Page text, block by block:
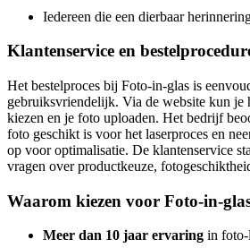
Iedereen die een dierbaar
Klantenservice en
Het bestelproces bij Foto-in-glas is
gebruiksvriendelijk. Via de website kun je
kiezen en je foto uploaden. Het bedrijf
foto geschikt is voor het laserproces en
op voor optimalisatie. De klantenservice
vragen over productkeuze,
Waarom kiezen voor Foto-in-
Meer dan 10 jaar ervaring in foto-